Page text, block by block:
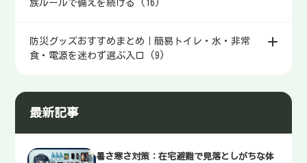
族ルールで備えを続ける (16)
防災グッズおすすめまとめ｜簡易トイレ・水・非常
食・電源を迷わず選ぶ入口 (9)
最新記事
暑さ寒さ対策：在宅避難で見落としがちな体